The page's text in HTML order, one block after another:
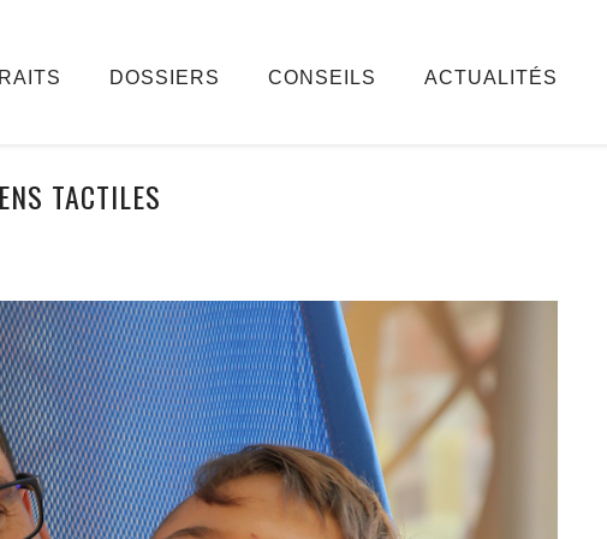
DOSSIERS CONSEILS ACTUALITÉS
TACTILES